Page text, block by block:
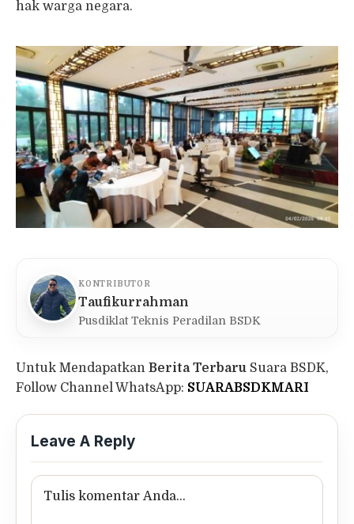
hak warga negara.
KONTRIBUTOR
Taufikurrahman
Pusdiklat Teknis Peradilan BSDK
Untuk Mendapatkan Berita Terbaru Suara BSDK,
Follow Channel WhatsApp: SUARABSDKMARI
Leave A Reply